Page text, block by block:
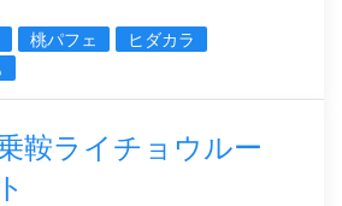
桃パフェ
ヒダカラ
鞍ライチョウルー
ト